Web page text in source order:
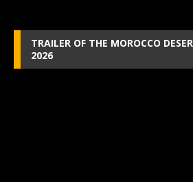
TRAILER OF THE MOROCCO
2026